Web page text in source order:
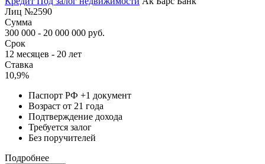
Лиц №2590
Сумма
300 000 - 20 000 000 руб.
Срок
12 месяцев - 20 лет
Ставка
10,9%
Паспорт РФ +1 документ
Возраст от 21 года
Подтверждение дохода
Требуется залог
Без поручителей
Подробнее